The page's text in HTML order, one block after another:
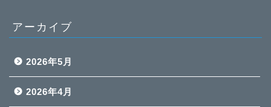
アーカイブ
2026年5月
2026年4月